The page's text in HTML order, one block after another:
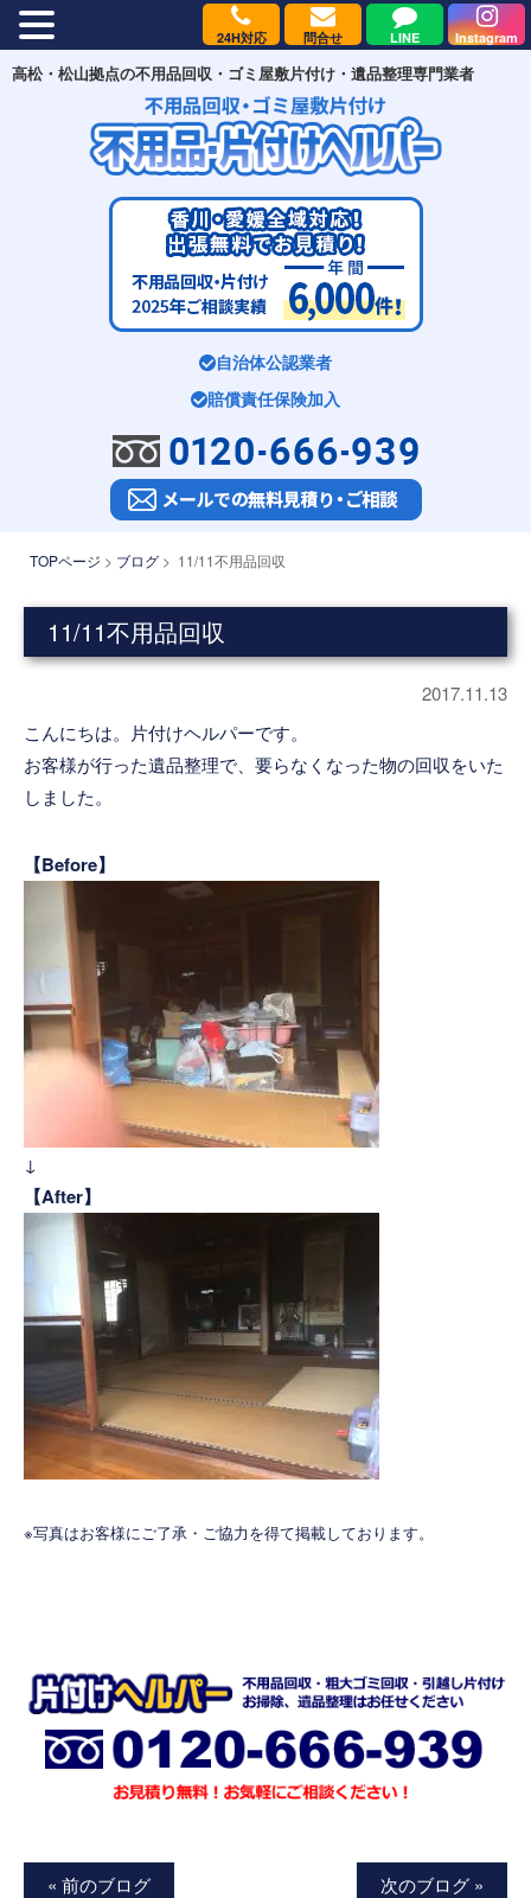
高松・松山拠点の不用品回収・ゴミ屋敷片付け・遺品整理専門業者
自治体公認業者
賠償責任保険加入
24H対応 問合せ LINE Instagram
TOPページ > ブログ > 11/11不用品回収
11/11不用品回収
2017.11.13
こんにちは。片付けヘルパーです。
お客様が行った遺品整理で、要らなくなった物の回収をいた
しました。
【Before】
↓
【After】
※写真はお客様にご了承・ご協力を得て掲載しております。
« 前のブログ 次のブログ »
MENU